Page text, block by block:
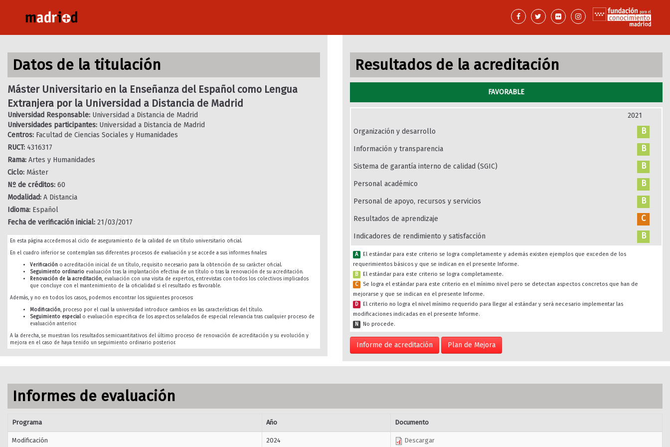
contenido
principal
Datos de la titulación
Máster Universitario en la Enseñanza del Español como Lengua
Extranjera por la Universidad a Distancia de Madrid
Universidad Responsable: Universidad a Distancia de Madrid
Universidades participantes: Universidad a Distancia de Madrid
Centros: Facultad de Ciencias Sociales y Humanidades
RUCT: 4316317
Rama: Artes y Humanidades
Ciclo: Máster
Nº de créditos: 60
Modalidad: A Distancia
Idioma: Español
Fecha de verificación inicial: 21/03/2017
En esta página accedemos al ciclo de aseguramiento de la calidad de un título universitario oficial.
En el cuadro inferior se contemplan sus diferentes procesos de evaluación y se accede a sus informes finales:
Verificación o acreditación inicial de un título, requisito necesario para la obtención de su carácter oficial.
Seguimiento ordinario evaluación tras la implantación efectiva de un título o tras la renovación de su acreditación.
Renovación de la acreditación, evaluación con una visita de expertos, entrevistas con todos los colectivos implicados
que concluye con el mantenimiento de la oficialidad si el resultado es favorable.
Además, y no en todos los casos, podemos encontrar los siguientes procesos:
Modificación, proceso por el cual la universidad introduce cambios en las características del título.
Seguimiento especialo evaluación especifica de los aspectos señalados de especial relevancia tras cualquier proceso de
evaluación anterior.
A la derecha, se muestran los resultados semicuantitativos del último proceso de renovación de acreditación y su evolución y
mejora en el caso de haya tenido un seguimiento ordinario posterior.
Resultados de la acreditación
FAVORABLE
2021
Organización y desarrollo
B
Información y transparencia B
Sistema de garantía interno de calidad (SGIC) B
Personal académico B
Personal de apoyo, recursos y servicios B
Resultados de aprendizaje C
Indicadores de rendimiento y satisfacción B
A
El estándar para este criterio se logra completamente y además existen ejemplos que exceden de los
requerimientos básicos y que se indican en el presente Informe.
B
El estándar para este criterio se logra completamente.
C
Se logra el estándar para este criterio en el mínimo nivel pero se detectan aspectos concretos que han de
mejorarse y que se indican en el presente Informe.
D
El criterio no logra el nivel mínimo requerido para llegar al estándar y será necesario implementar las
modificaciones indicadas en el presente Informe.
N
No procede.
Informe de acreditación Plan de Mejora
Informes de evaluación
Programa Año Documento
Modificación 2024 Descargar